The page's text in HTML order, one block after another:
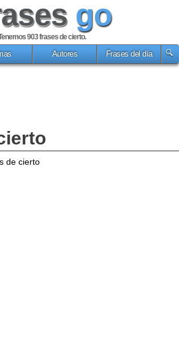
go
903frases de cierto.
Autores Frases del día
de cierto